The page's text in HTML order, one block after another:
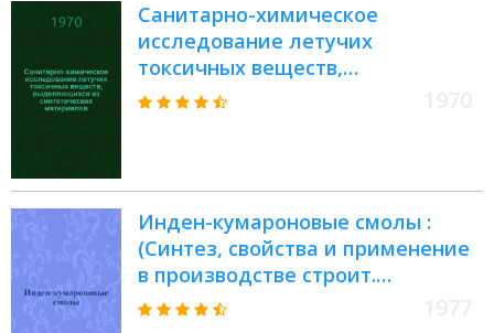
Санитарно-химическое
исследование летучих
токсичных веществ,
выделяющихся из
Врем. метод. указания
Инден-кумароновые смолы :
(Синтез, свойства и применение
в производстве строит.
материалов) : Обзор